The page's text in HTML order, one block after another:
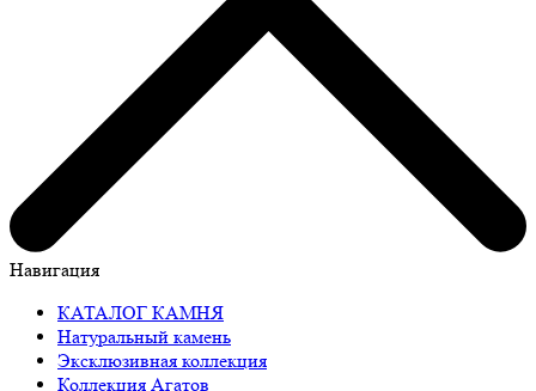
Навигация
КАТАЛОГ КАМНЯ
Натуральный камень
Эксклюзивная коллекция
Коллекция Агатов